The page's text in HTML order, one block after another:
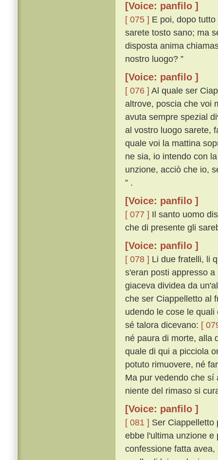
[Voice: panfilo ]
[ 075 ] E poi, dopo
sarete tosto sano; ma
disposta anima
nostro luogo? ”
[Voice: panfilo ]
[ 076 ] Al quale ser
altrove, poscia che voi
avuta sempre spezial
al vostro luogo sarete,
quale voi la mattina
ne sia, io intendo con
unzione, acciò che io,
” .
[Voice: panfilo ]
[ 077 ] Il santo uomo
che di presente gli
[Voice: panfilo ]
[ 078 ] Li due fratelli, li
s'eran posti appresso
giaceva dividea da
che ser Ciappelletto al
udendo le cose le
sé talora dicevano: [
né paura di morte, alla
quale di qui a picciola
potuto rimuovere, né
Ma pur vedendo che sí
niente del rimaso si
[Voice: panfilo ]
[ 081 ] Ser Ciappelletto
ebbe l'ultima unzione
confessione fatta